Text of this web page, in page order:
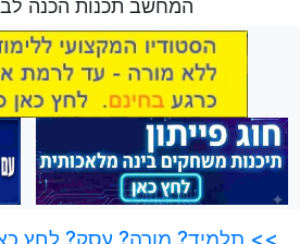
המחשב תכנות הכנה
>> תלמיד? מורה? עסק? לחץ